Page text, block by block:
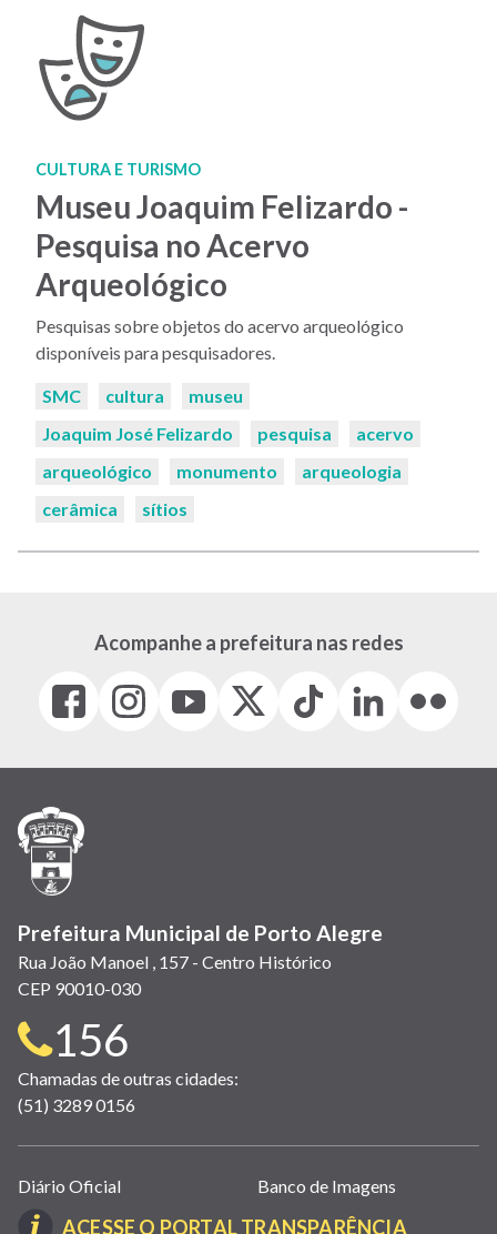
CULTURA E TURISMO
Museu Joaquim Felizardo -
Pesquisa no Acervo
Arqueológico
Pesquisas sobre objetos do acervo arqueológico
disponíveis para pesquisadores.
Palavras-
SMC cultura
museu
Joaquim José Felizardo
pesquisa
acervo
arqueológico
monumento
arqueologia
cerâmica
sítios
Acompanhe a prefeitura nas redes
Facebook
(link
em
janela)
Instagram
(link
em
(link
em
(Antigo
(link
Tiktok
(link
em
LinkedIn
(link
em
(link
em
Prefeitura Municipal de Porto Alegre
Rua João Manoel , 157 - Centro Histórico
CEP 90010-030
Telefone
para
contato:
156
Chamadas de outras cidades:
(51) 3289 0156
Links
úteis
Diário Oficial Banco de Imagens
ACESSE O PORTAL TRANSPARÊNCIA(LINK